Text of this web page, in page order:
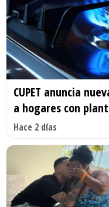
CUPET anuncia
a hogares con
Hace 2 días